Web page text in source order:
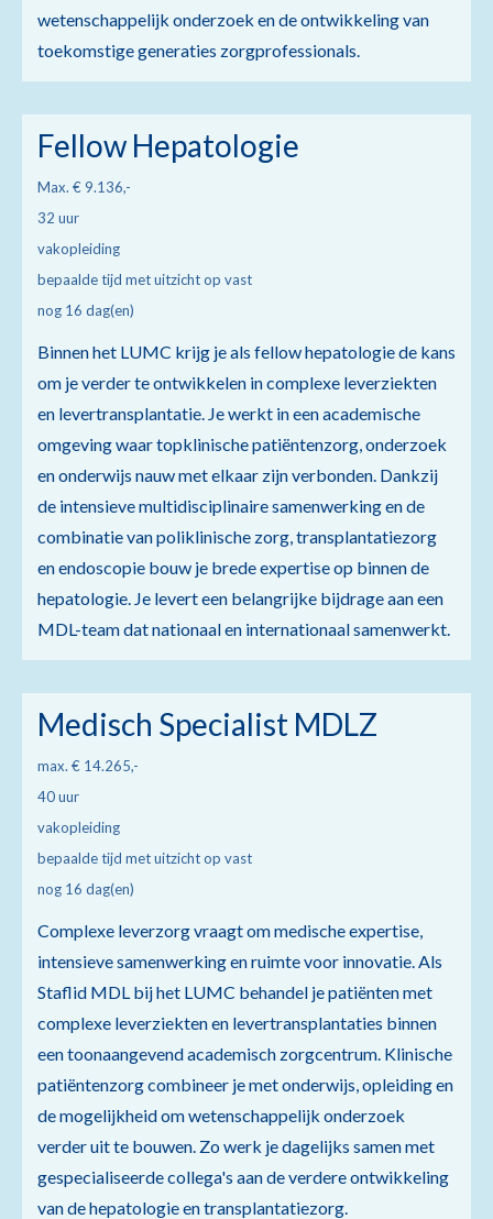
wetenschappelijk onderzoek en de ontwikkeling van
toekomstige generaties zorgprofessionals.
Fellow Hepatologie
Max. € 9.136,-
32 uur
vakopleiding
bepaalde tijd met uitzicht op vast
nog 16 dag(en)
Binnen het LUMC krijg je als fellow hepatologie de kans
om je verder te ontwikkelen in complexe leverziekten
en levertransplantatie. Je werkt in een academische
omgeving waar topklinische patiëntenzorg, onderzoek
en onderwijs nauw met elkaar zijn verbonden. Dankzij
de intensieve multidisciplinaire samenwerking en de
combinatie van poliklinische zorg, transplantatiezorg
en endoscopie bouw je brede expertise op binnen de
hepatologie. Je levert een belangrijke bijdrage aan een
MDL-team dat nationaal en internationaal samenwerkt.
Medisch Specialist MDLZ
max. € 14.265,-
40 uur
vakopleiding
bepaalde tijd met uitzicht op vast
nog 16 dag(en)
Complexe leverzorg vraagt om medische expertise,
intensieve samenwerking en ruimte voor innovatie. Als
Staflid MDL bij het LUMC behandel je patiënten met
complexe leverziekten en levertransplantaties binnen
een toonaangevend academisch zorgcentrum. Klinische
patiëntenzorg combineer je met onderwijs, opleiding en
de mogelijkheid om wetenschappelijk onderzoek
verder uit te bouwen. Zo werk je dagelijks samen met
gespecialiseerde collega's aan de verdere ontwikkeling
van de hepatologie en transplantatiezorg.